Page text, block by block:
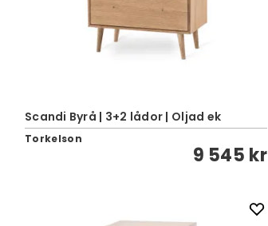
Scandi Byrå | 3+2 lådor | Oljad ek
Torkelson
9 545 kr